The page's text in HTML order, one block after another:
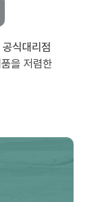
식대리점
을 저렴한